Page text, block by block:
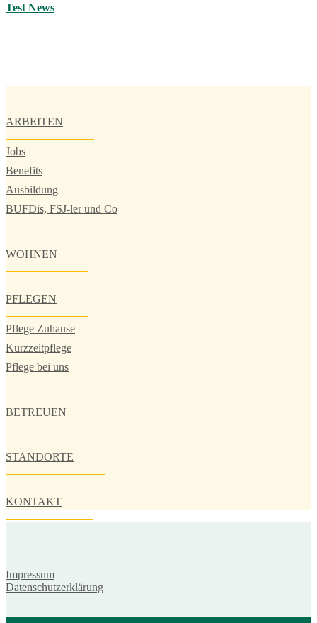
Test News
ARBEITEN
Jobs
Benefits
Ausbildung
BUFDis, FSJ-ler und Co
WOHNEN
PFLEGEN
Pflege Zuhause
Kurzzeitpflege
Pflege bei uns
BETREUEN
STANDORTE
KONTAKT
Impressum
Datenschutzerklärung